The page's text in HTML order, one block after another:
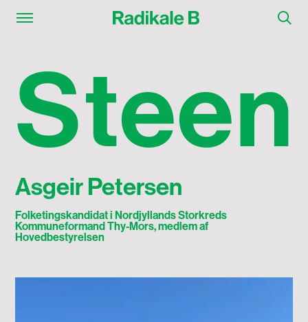
Steen
Asgeir Petersen
Folketingskandidat i Nordjyllands Storkreds
Kommuneformand Thy-Mors, medlem af
Hovedbestyrelsen